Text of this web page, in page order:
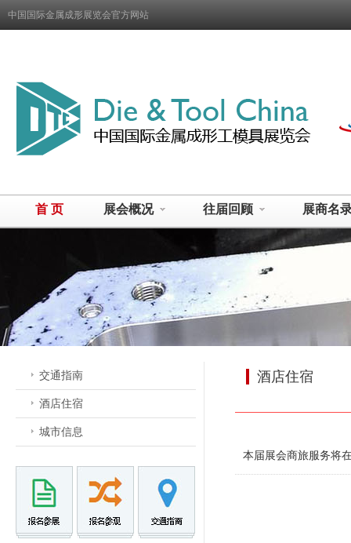
中国国际金属成形展览会官方网站
首 页 展会概况 往届回顾 展商名
交通指南
酒店住宿
城市信息
酒店住宿
本届展会商旅服务将